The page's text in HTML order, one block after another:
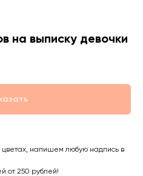
на выписку девочки
напишем любую надпись в
от 250 рублей!